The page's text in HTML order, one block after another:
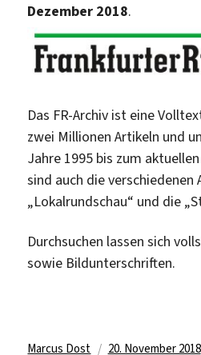
Dezember 2018.
Das FR-Archiv ist eine
zwei Millionen Artikeln und
Jahre 1995 bis zum
sind auch die verschiedenen
„Lokalrundschau“ und die
Durchsuchen lassen sich
sowie Bildunterschriften.
Autor
Marcus Dost Veröffentlicht
20. November 2018